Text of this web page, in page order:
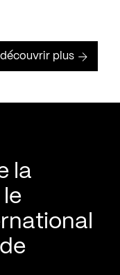
découvrir plus
la